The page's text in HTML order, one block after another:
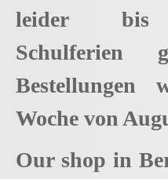
leider
Schulferien
Bestellungen
Woche von
Our shop in